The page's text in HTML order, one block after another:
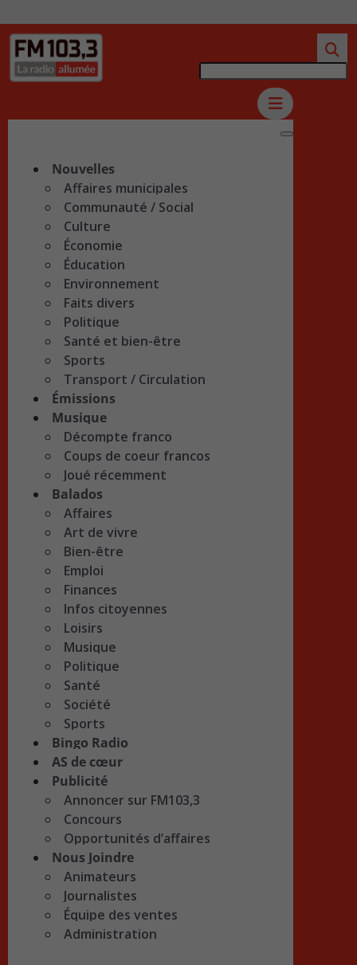
Nouvelles
Affaires municipales
Communauté / Social
Culture
Économie
Éducation
Environnement
Faits divers
Politique
Santé et bien-être
Sports
Transport / Circulation
Émissions
Musique
Décompte franco
Coups de coeur francos
Joué récemment
Balados
Affaires
Art de vivre
Bien-être
Emploi
Finances
Infos citoyennes
Loisirs
Musique
Politique
Santé
Société
Sports
Bingo Radio
AS de cœur
Publicité
Annoncer sur FM103,3
Concours
Opportunités d’affaires
Nous Joindre
Animateurs
Journalistes
Équipe des ventes
Administration